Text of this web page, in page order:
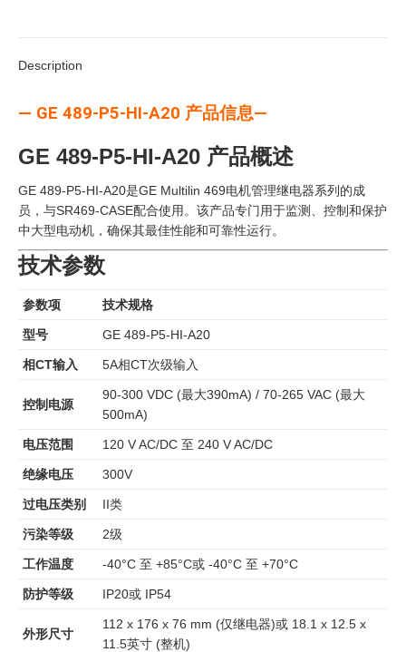
Description
— GE 489-P5-HI-A20 产品信息—
GE 489-P5-HI-A20 产品概述
GE 489-P5-HI-A20是GE Multilin 469电机管理继电器系列的成
员，与SR469-CASE配合使用。该产品专门用于监测、控制和保护
中大型电动机，确保其最佳性能和可靠性运行。
技术参数
参数项 技术规格
型号 GE 489-P5-HI-A20
相CT输入 5A相CT次级输入
控制电源
90-300 VDC (最大390mA) / 70-265 VAC (最大
500mA)
电压范围 120 V AC/DC 至 240 V AC/DC
绝缘电压 300V
过电压类别 II类
污染等级 2级
工作温度 -40°C 至 +85°C或 -40°C 至 +70°C
防护等级 IP20或 IP54
外形尺寸
112 x 176 x 76 mm (仅继电器)或 18.1 x 12.5 x
11.5英寸 (整机)